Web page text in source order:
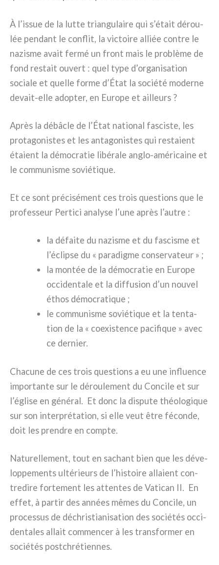
À l’issue de la lut­te trian­gu­lai­re qui s’était dérou­
lée pen­dant le con­flit, la vic­toi­re alliée con­tre le
nazi­sme avait fer­mé un front mais le pro­blè­me de
fond restait ouvert : quel type d’organisation
socia­le et quel­le for­me d’État la socié­té moder­ne
devait-elle adop­ter, en Europe et ail­leurs ?
Après la débâ­cle de l’État natio­nal fasci­ste, les
pro­ta­go­ni­stes et les anta­go­ni­stes qui resta­ient
éta­ient la démo­cra­tie libé­ra­le anglo-américaine et
le com­mu­ni­sme sovié­ti­que.
Et ce sont pré­ci­sé­ment ces trois que­stions que le
pro­fes­seur Pertici ana­ly­se l’une après l’autre :
la défai­te du nazi­sme et du fasci­sme et
l’éclipse du « para­dig­me con­ser­va­teur » ;
la mon­tée de la démo­cra­tie en Europe
occi­den­ta­le et la dif­fu­sion d’un nou­vel
éthos démo­cra­ti­que ;
le com­mu­ni­sme sovié­ti­que et la ten­ta­
tion de la « coe­xi­sten­ce paci­fi­que » avec
ce der­nier.
Chacune de ces trois que­stions a eu une influen­ce
impor­tan­te sur le dérou­le­ment du Concile et sur
l’église en géné­ral. Et donc la dispu­te théo­lo­gi­que
sur son inter­pré­ta­tion, si elle veut être fécon­de,
doit les pren­dre en comp­te.
Naturellement, tout en sachant bien que les déve­
lop­pe­men­ts ulté­rieurs de l’histoire alla­ient con­
tre­di­re for­te­ment les atten­tes de Vatican II. En
effet, à par­tir des années mêmes du Concile, un
pro­ces­sus de déchri­stia­ni­sa­tion des socié­tés occi­
den­ta­les allait com­men­cer à les tran­sfor­mer en
socié­tés post­chré­tien­nes.